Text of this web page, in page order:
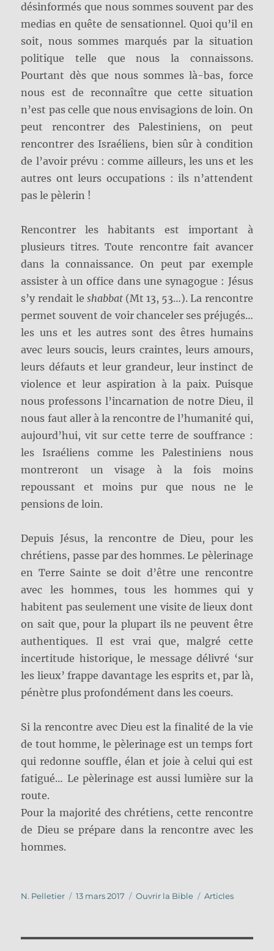
désinformés que nous sommes souvent par des
medias en quête de sensationnel. Quoi qu’il en
soit, nous sommes marqués par la situation
politique telle que nous la connaissons.
Pourtant dès que nous sommes là-bas, force
nous est de reconnaître que cette situation
n’est pas celle que nous envisagions de loin. On
peut rencontrer des Palestiniens, on peut
rencontrer des Israéliens, bien sûr à condition
de l’avoir prévu : comme ailleurs, les uns et les
autres ont leurs occupations : ils n’attendent
pas le pèlerin !
Rencontrer les habitants est important à
plusieurs titres. Toute rencontre fait avancer
dans la connaissance. On peut par exemple
assister à un office dans une synagogue : Jésus
s’y rendait le shabbat(Mt 13, 53…). La rencontre
permet souvent de voir chanceler ses préjugés…
les uns et les autres sont des êtres humains
avec leurs soucis, leurs craintes, leurs amours,
leurs défauts et leur grandeur, leur instinct de
violence et leur aspiration à la paix. Puisque
nous professons l’incarnation de notre Dieu, il
nous faut aller à la rencontre de l’humanité qui,
aujourd’hui, vit sur cette terre de souffrance :
les Israéliens comme les Palestiniens nous
montreront un visage à la fois moins
repoussant et moins pur que nous ne le
pensions de loin.
Depuis Jésus, la rencontre de Dieu, pour les
chrétiens, passe par des hommes. Le pèlerinage
en Terre Sainte se doit d’être une rencontre
avec les hommes, tous les hommes qui y
habitent pas seulement une visite de lieux dont
on sait que, pour la plupart ils ne peuvent être
authentiques. Il est vrai que, malgré cette
incertitude historique, le message délivré ‘sur
les lieux’ frappe davantage les esprits et, par là,
pénètre plus profondément dans les coeurs.
Si la rencontre avec Dieu est la finalité de la vie
de tout homme, le pèlerinage est un temps fort
qui redonne souffle, élan et joie à celui qui est
fatigué… Le pèlerinage est aussi lumière sur la
route.
Pour la majorité des chrétiens, cette rencontre
de Dieu se prépare dans la rencontre avec les
hommes.
Auteur
N. Pelletier
Publié
13 mars 2017 Catégories
Ouvrir la Bible Étiquettes
Articles